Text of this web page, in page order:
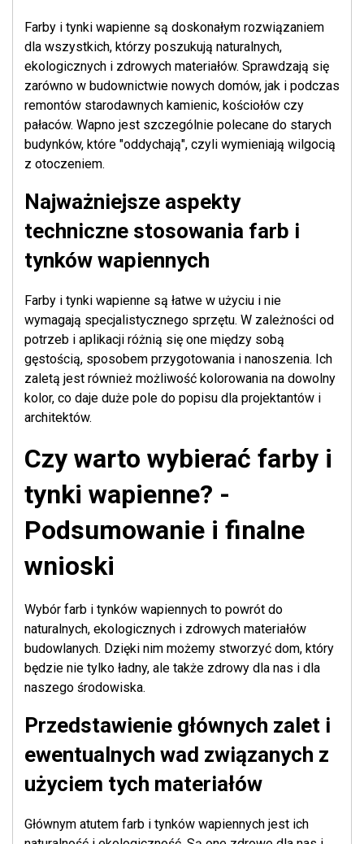
Farby i tynki wapienne są doskonałym rozwiązaniem
dla wszystkich, którzy poszukują naturalnych,
ekologicznych i zdrowych materiałów. Sprawdzają się
zarówno w budownictwie nowych domów, jak i podczas
remontów starodawnych kamienic, kościołów czy
pałaców. Wapno jest szczególnie polecane do starych
budynków, które "oddychają", czyli wymieniają wilgocią
z otoczeniem.
Najważniejsze aspekty
techniczne stosowania farb i
tynków wapiennych
Farby i tynki wapienne są łatwe w użyciu i nie
wymagają specjalistycznego sprzętu. W zależności od
potrzeb i aplikacji różnią się one między sobą
gęstością, sposobem przygotowania i nanoszenia. Ich
zaletą jest również możliwość kolorowania na dowolny
kolor, co daje duże pole do popisu dla projektantów i
architektów.
Czy warto wybierać farby i
tynki wapienne? -
Podsumowanie i finalne
wnioski
Wybór farb i tynków wapiennych to powrót do
naturalnych, ekologicznych i zdrowych materiałów
budowlanych. Dzięki nim możemy stworzyć dom, który
będzie nie tylko ładny, ale także zdrowy dla nas i dla
naszego środowiska.
Przedstawienie głównych zalet i
ewentualnych wad związanych z
użyciem tych materiałów
Głównym atutem farb i tynków wapiennych jest ich